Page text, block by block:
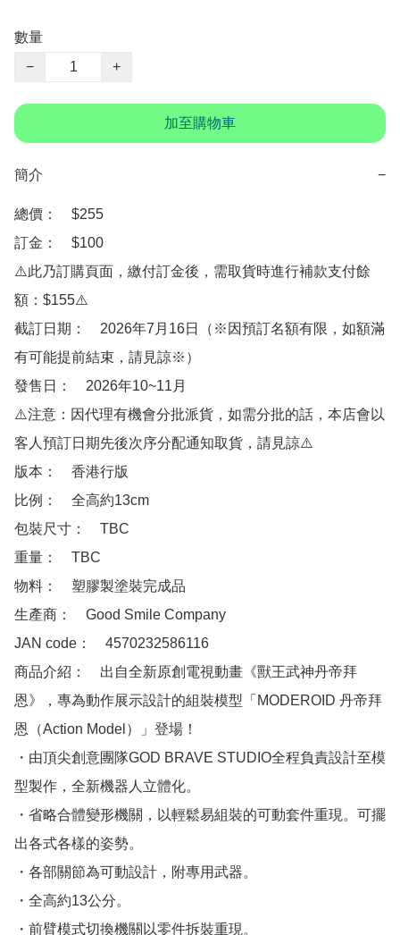
數量
−
+
加至購物車
簡介 −
總價：　$255
訂金：　$100
⚠️此乃訂購頁面，繳付訂金後，需取貨時進行補款支付餘
額：$155⚠️
截訂日期：　2026年7月16日（※因預訂名額有限，如額滿
有可能提前結束，請見諒※）
發售日：　2026年10~11月
⚠️注意：因代理有機會分批派貨，如需分批的話，本店會以
客人預訂日期先後次序分配通知取貨，請見諒⚠️
版本：　香港行版
比例：　全高約13cm
包裝尺寸：　TBC
重量：　TBC
物料：　塑膠製塗裝完成品
生產商：　Good Smile Company
JAN code：　4570232586116
商品介紹：　出自全新原創電視動畫《獸王武神丹帝拜
恩》，專為動作展示設計的組裝模型「MODEROID 丹帝拜
恩（Action Model）」登場！
・由頂尖創意團隊GOD BRAVE STUDIO全程負責設計至模
型製作，全新機器人立體化。
・省略合體變形機關，以輕鬆易組裝的可動套件重現。可擺
出各式各樣的姿勢。
・各部關節為可動設計，附專用武器。
・全高約13公分。
・前臂模式切換機關以零件拆裝重現。